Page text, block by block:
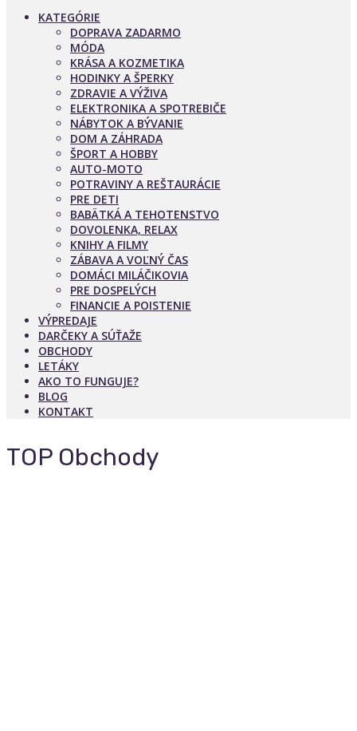
KATEGÓRIE
DOPRAVA ZADARMO
MÓDA
KRÁSA A KOZMETIKA
HODINKY A ŠPERKY
ZDRAVIE A VÝŽIVA
ELEKTRONIKA A SPOTREBIČE
NÁBYTOK A BÝVANIE
DOM A ZÁHRADA
ŠPORT A HOBBY
AUTO-MOTO
POTRAVINY A REŠTAURÁCIE
PRE DETI
BABÄTKÁ A TEHOTENSTVO
DOVOLENKA, RELAX
KNIHY A FILMY
ZÁBAVA A VOĽNÝ ČAS
DOMÁCI MILÁČIKOVIA
PRE DOSPELÝCH
FINANCIE A POISTENIE
VÝPREDAJE
DARČEKY A SÚŤAŽE
OBCHODY
LETÁKY
AKO TO FUNGUJE?
BLOG
KONTAKT
TOP Obchody